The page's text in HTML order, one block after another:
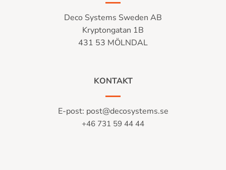
Deco Systems Sweden AB
Kryptongatan 1B
431 53 MÖLNDAL
KONTAKT
E-post: post@decosystems.se
+46 731 59 44 44